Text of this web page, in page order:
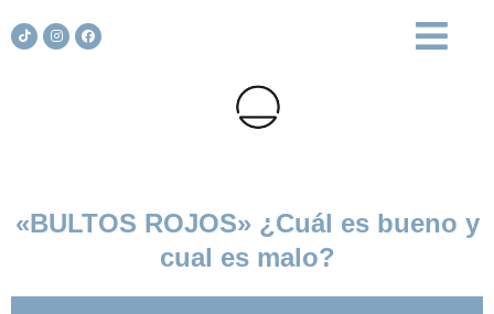
«BULTOS ROJOS» ¿Cuál es bueno y
cual es malo?